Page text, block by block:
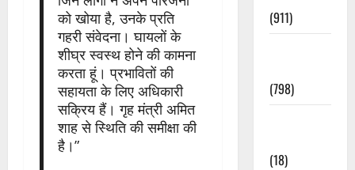
को खोया है, उनके प्रति
गहरी संवेदना। घायलों के
शीघ्र स्वस्थ होने की कामना
करता हूं। प्रभावितों की
सहायता के लिए अधिकारी
सक्रिय हैं। गृह मंत्री अमित
शाह से स्थिति की समीक्षा की
है।”
(911)
(798)
(18)